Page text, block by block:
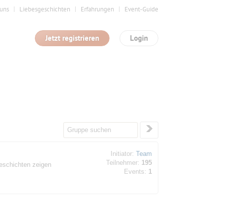
Liebesgeschichten Erfahrungen Event-Guide
Login
Jetzt registrieren
zeigen
Initiator: Team
Teilnehmer: 195
Events: 1